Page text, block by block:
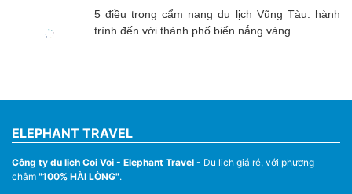
5 điều trong cẩm nang du lịch Vũng Tàu: hành
trình đến với thành phố biển nắng vàng
ELEPHANT TRAVEL
Công ty du lịch Coi Voi - Elephant Travel - Du lịch giá rẻ, với phương
châm "100% HÀI LÒNG".